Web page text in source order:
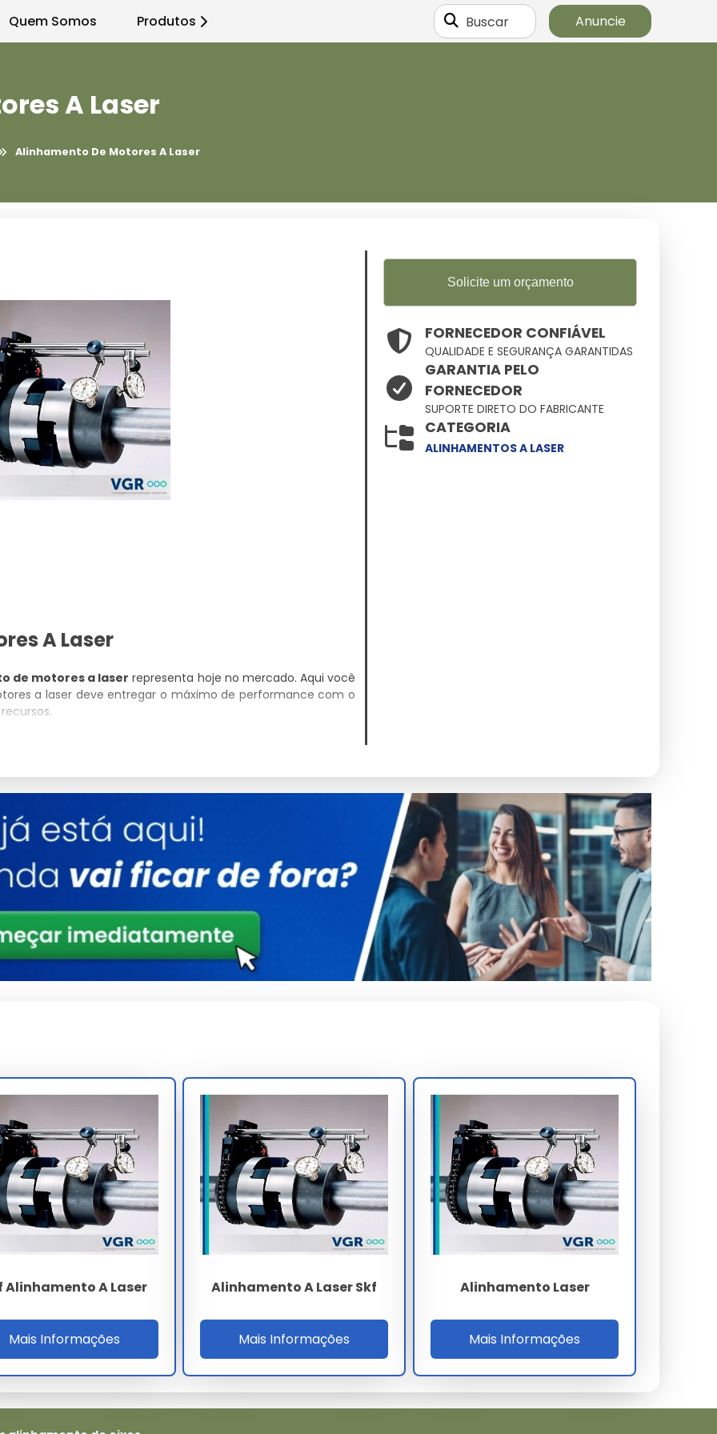
Quem Somos Produtos Buscar Anuncie
A Laser
Alinhamento De Motores A Laser
A Laser
de motores a laser representa hoje no mercado. Aqui você
a laser deve entregar o máximo de performance com o
Detalhes
Otimizado para baixo consumo e alto ganho
Produto com garantia de procedência e
suporte
Consultoria Especializada
técnico.
industrial.
personalizadas para garantir o melhor custo-benefício
Motores A Laser
a aquisição através de canais oficiais e fornecedores
na escolha do alinhamento de motores a laser ideal
escala?
a laser, basta encaminhar sua necessidade via formulário
Solicite um orçamento
FORNECEDOR CONFIÁVEL
QUALIDADE E SEGURANÇA GARANTIDAS
GARANTIA PELO
FORNECEDOR
SUPORTE DIRETO DO FABRICANTE
CATEGORIA
ALINHAMENTOS A LASER
Alinhamento A Laser
Mais Informações
Alinhamento A Laser Skf
Mais Informações
Alinhamento Laser
Mais Informações